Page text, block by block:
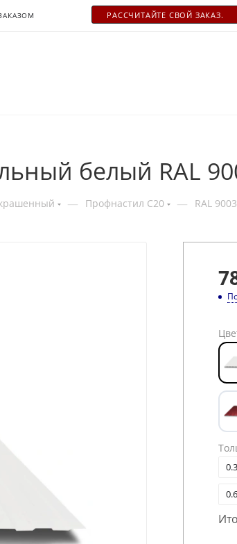
РАСCЧИТАЙТЕ СВОЙ ЗАКАЗ.
белый RAL
— Профнастил С20 — RAL 9003